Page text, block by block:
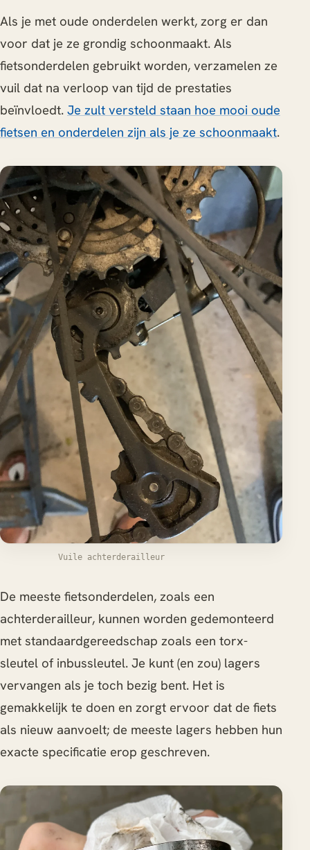
Als je met oude onderdelen werkt, zorg er dan
voor dat je ze grondig schoonmaakt. Als
fietsonderdelen gebruikt worden, verzamelen ze
vuil dat na verloop van tijd de prestaties
beïnvloedt. Je zult versteld staan hoe mooi oude
fietsen en onderdelen zijn als je ze schoonmaakt.
Vuile achterderailleur
De meeste fietsonderdelen, zoals een
achterderailleur, kunnen worden gedemonteerd
met standaardgereedschap zoals een torx-
sleutel of inbussleutel. Je kunt (en zou) lagers
vervangen als je toch bezig bent. Het is
gemakkelijk te doen en zorgt ervoor dat de fiets
als nieuw aanvoelt; de meeste lagers hebben hun
exacte specificatie erop geschreven.